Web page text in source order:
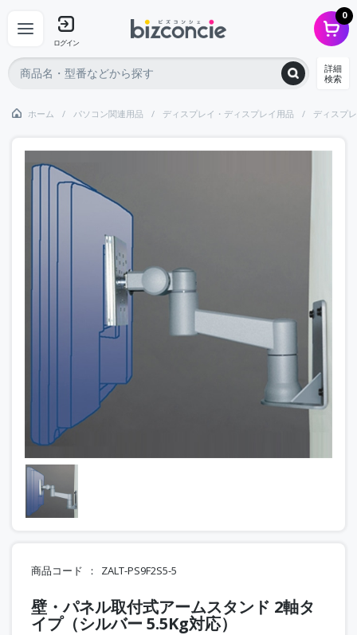
ログイン
0
詳細
検索
ホーム パソコン関連用品 ディスプレイ・ディスプレイ用品 ディスプ
商品コード ZALT-PS9F2S5-5
壁・パネル取付式アームスタンド 2軸タ
イプ（シルバー 5.5Kg対応）